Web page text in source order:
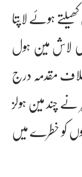
ہوئے لاپتا
لاش مین ہول
مقدمہ درج
چند مین ہولز
کو خطرے میں